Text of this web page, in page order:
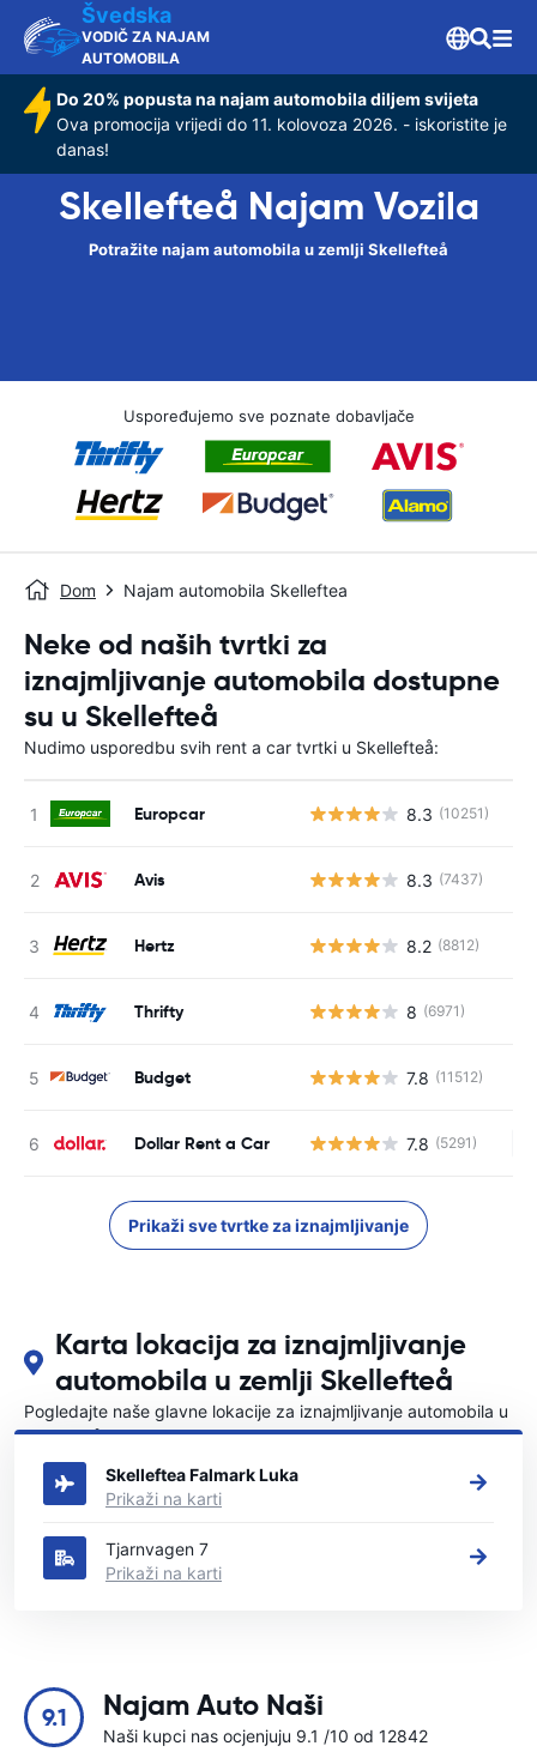
Švedska
VODIČ ZA NAJAM
AUTOMOBILA
Do 20% popusta na najam automobila diljem svijeta
Ova promocija vrijedi do 11. kolovoza 2026. - iskoristite je
danas!
Skellefteå Najam Vozila
Potražite najam automobila u zemlji Skellefteå
Uspoređujemo sve poznate dobavljače
Dom Najam automobila Skelleftea
Neke od naših tvrtki za
iznajmljivanje automobila dostupne
su u Skellefteå
Nudimo usporedbu svih rent a car tvrtki u Skellefteå:
Europcar 8.3 (10251)
Avis 8.3 (7437)
Hertz 8.2 (8812)
Thrifty 8 (6971)
Budget 7.8 (11512)
Dollar Rent a Car 7.8 (5291)
Prikaži sve tvrtke za iznajmljivanje
Karta lokacija za iznajmljivanje
automobila u zemlji Skellefteå
Pogledajte naše glavne lokacije za iznajmljivanje automobila u
Skellefteå
Skelleftea Falmark Luka
Prikaži na karti
Tjarnvagen 7
Prikaži na karti
9.1 Najam Auto Naši
Naši kupci nas ocjenjuju 9.1 /10 od 12842